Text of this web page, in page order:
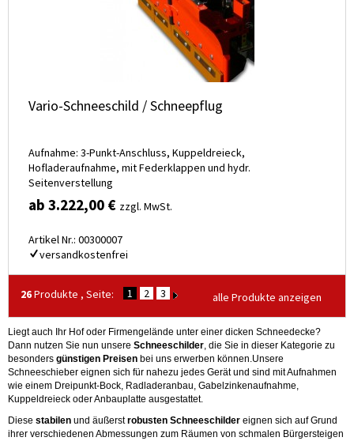
Vario-Schneeschild / Schneepflug
Aufnahme: 3-Punkt-Anschluss, Kuppeldreieck,
Hofladeraufnahme, mit Federklappen und hydr.
Seitenverstellung
ab 3.222,00 € zzgl. MwSt.
Artikel Nr.: 00300007
versandkostenfrei
26Produkte , Seite: 1 2 3 alle Produkte anzeigen
Liegt auch Ihr Hof oder Firmengelände unter einer dicken Schneedecke?
Dann nutzen Sie nun unsere Schneeschilder, die Sie in dieser Kategorie zu
besonders günstigen Preisen bei uns erwerben können.Unsere
Schneeschieber eignen sich für nahezu jedes Gerät und sind mit Aufnahmen
wie einem Dreipunkt-Bock, Radladeranbau, Gabelzinkenaufnahme,
Kuppeldreieck oder Anbauplatte ausgestattet.
Diese stabilen und äußerstrobusten Schneeschilder eignen sich auf Grund
ihrer verschiedenen Abmessungen zum Räumen von schmalen Bürgersteigen